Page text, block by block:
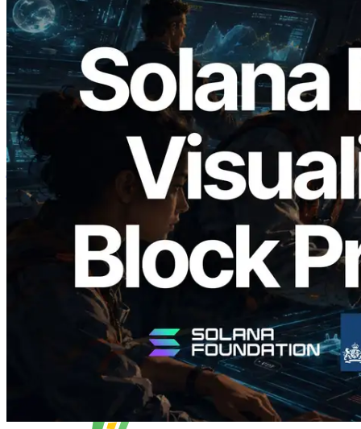
2026.05.24
Validators Solutions ने Solana Block
Analyzer लॉन्च किया — प्रति-slot ब्लॉक
उत्पादन समय और नियुक्त वैलिडेटर का
विज़ुअलाइज़ेशन